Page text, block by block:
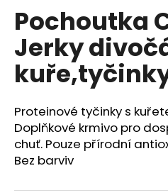
produktu
je
0,0
z
5
hvězdiček.
Pochoutka
Jerky
Proteinové tyčinky s
Doplňkové krmivo pro
chuť. Pouze přírodní
Bez barviv
HLEDAT
D
o
p
o